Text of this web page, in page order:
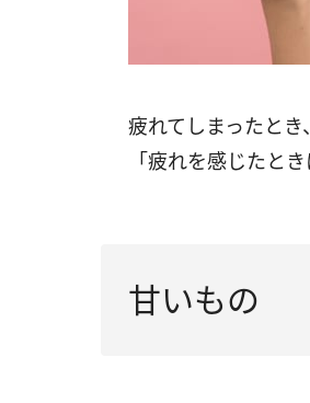
疲れてしまったと
「疲れを感じたと
甘いもの